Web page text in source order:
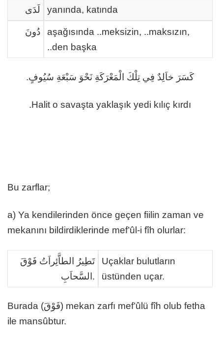
لَدَى yanında, katında
دُونَ
aşağısında ..meksizin, ..maksızın,
..den başka
كَسَرَ خاَلِدٌ فِي تِلْكَ الْمَعْرَكَةِ نَحْوَ سَبْعَةِ سُيُوفٍ.
Halit o savaşta yaklaşık yedi kılıç kırdı.
Bu zarflar;
a) Ya kendilerinden önce geçen fiilin zaman ve
mekanını bildirdiklerinde mef’ûl-i fîh olurlar:
تَطِيرُ الطاَّئِراَتُ فَوْقَ
السَّحاَبِ.
Uçaklar bulutların
üstünden uçar.
Burada (فَوْقَ) mekan zarfı mef’ûlü fîh olub fetha
ile mansûbtur.